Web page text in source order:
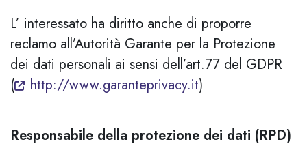
L’ interessato ha diritto anche di proporre
reclamo all’Autorità Garante per la Protezione
dei dati personali ai sensi dell’art.77 del GDPR
(
http://www.garanteprivacy.it)
Responsabile della protezione dei dati (RPD)